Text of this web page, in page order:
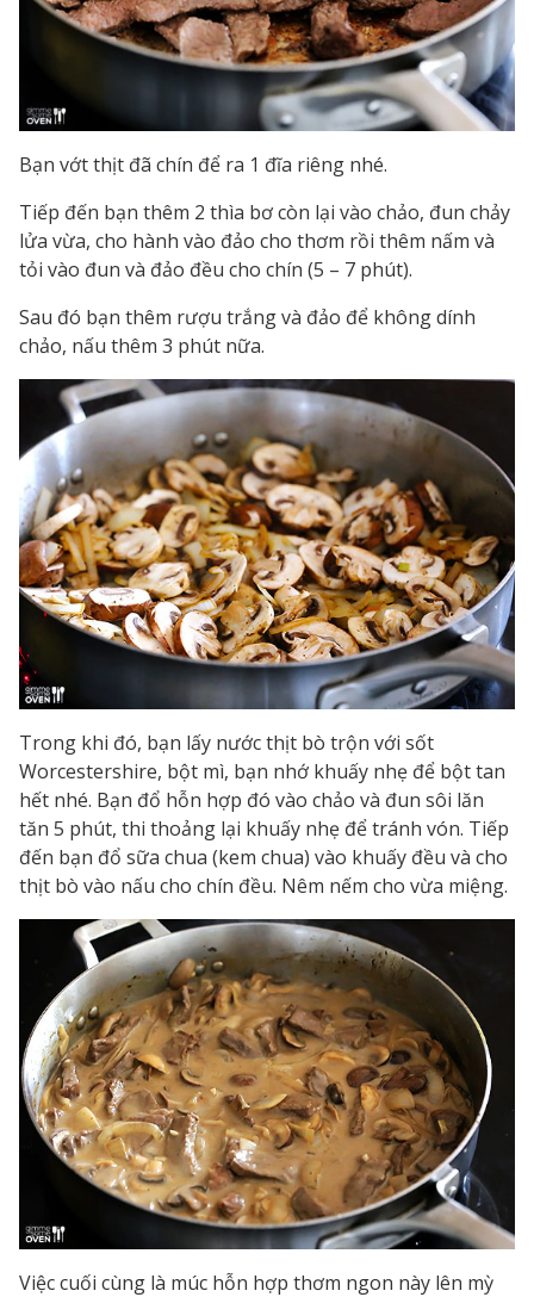
Bạn vớt thịt đã chín để ra 1 đĩa riêng nhé.
Tiếp đến bạn thêm 2 thìa bơ còn lại vào chảo, đun chảy
lửa vừa, cho hành vào đảo cho thơm rồi thêm nấm và
tỏi vào đun và đảo đều cho chín (5 – 7 phút).
Sau đó bạn thêm rượu trắng và đảo để không dính
chảo, nấu thêm 3 phút nữa.
Trong khi đó, bạn lấy nước thịt bò trộn với sốt
Worcestershire, bột mì, bạn nhớ khuấy nhẹ để bột tan
hết nhé. Bạn đổ hỗn hợp đó vào chảo và đun sôi lăn
tăn 5 phút, thi thoảng lại khuấy nhẹ để tránh vón. Tiếp
đến bạn đổ sữa chua (kem chua) vào khuấy đều và cho
thịt bò vào nấu cho chín đều. Nêm nếm cho vừa miệng.
Việc cuối cùng là múc hỗn hợp thơm ngon này lên mỳ